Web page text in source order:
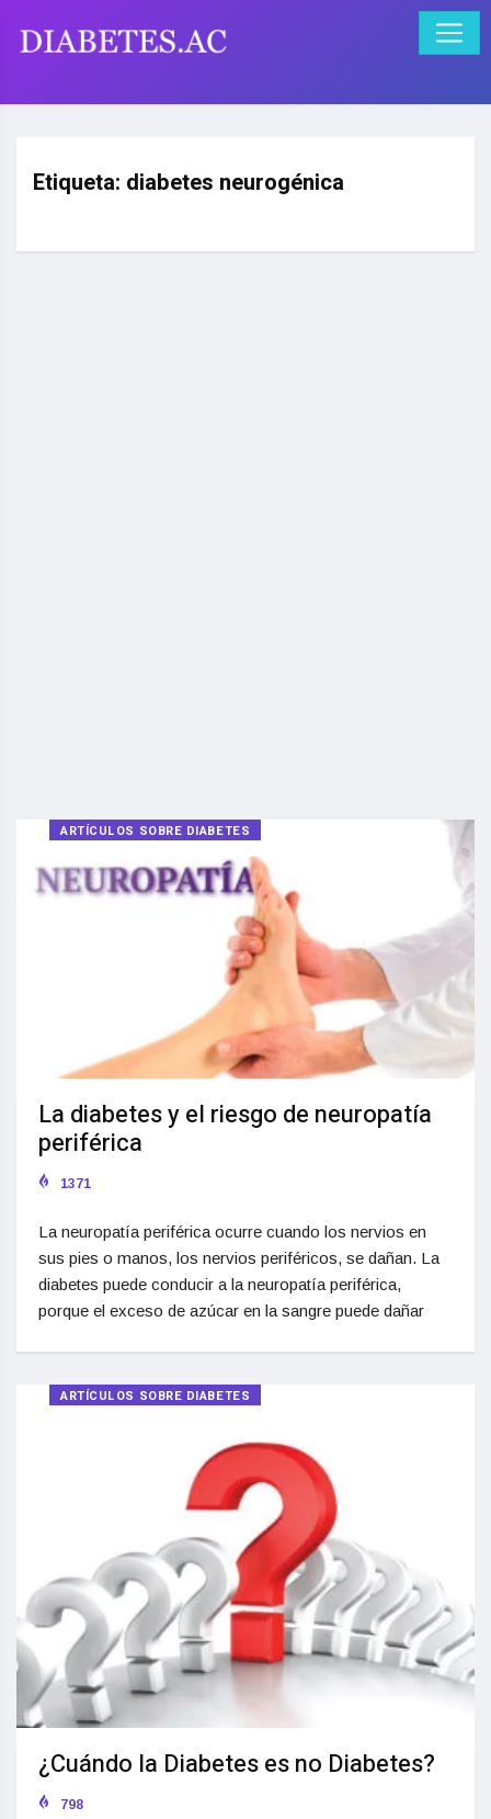
Etiqueta: diabetes neurogénica
ARTÍCULOS SOBRE DIABETES
La diabetes y el riesgo de neuropatía
periférica
1371
La neuropatía periférica ocurre cuando los nervios en
sus pies o manos, los nervios periféricos, se dañan. La
diabetes puede conducir a la neuropatía periférica,
porque el exceso de azúcar en la sangre puede dañar
ARTÍCULOS SOBRE DIABETES
¿Cuándo la Diabetes es no Diabetes?
798